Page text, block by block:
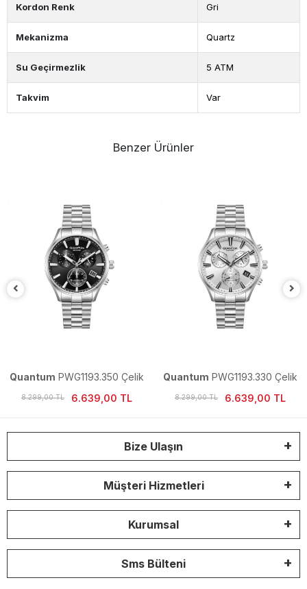
Kordon Renk Gri
Mekanizma Quartz
Su Geçirmezlik 5 ATM
Takvim Var
Benzer Ürünler
Quantum PWG1193.350 Çelik
Erkek Kol Saati
8.299,00 TL 6.639,00 TL
Quantum PWG1193.330 Çelik
Erkek Kol Saati
8.299,00 TL 6.639,00 TL
Bize Ulaşın
Müşteri Hizmetleri
Kurumsal
Sms Bülteni